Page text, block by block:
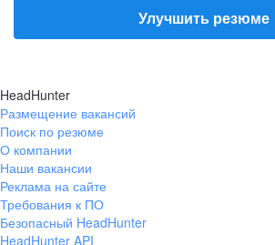
Улучшить резюме
HeadHunter
Размещение вакансий
Поиск по резюме
О компании
Наши вакансии
Реклама на сайте
Требования к ПО
Безопасный HeadHunter
HeadHunter API